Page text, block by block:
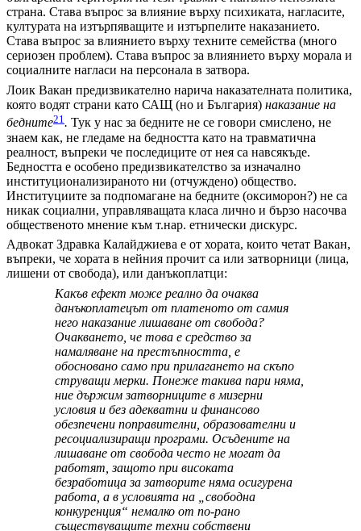
страна. Става въпрос за влияние върху психиката, нагласите,
културата на изтърпяващите и изтърпелите наказанието.
Става въпрос за влиянието върху техните семейства (много
сериозен проблем). Става въпрос за влиянието върху морала и
социалните нагласи на персонала в затвора.
Лоик Вакан предизвикателно нарича наказателната политика,
която водят страни като САЩ (но и България) наказание на
бедните21 . Тук у нас за бедните не се говори смислено, не
знаем как, не гледаме на бедността като на травматична
реалност, въпреки че последиците от нея са навсякъде.
Бедността е особено предизвикателство за изначално
институционализираното ни (отчуждено) общество.
Институциите за подпомагане на бедните (оксиморон?) не са
никак социални, управляващата класа лично и бързо насочва
общественото мнение към т.нар. етнически дискурс.
Адвокат Здравка Калайджиева е от хората, които четат Вакан,
въпреки, че хората в нейния прочит са или затворници (лица,
лишени от свобода), или данъкоплатци:
Какъв ефект може реално да очаква
данъкоплатецът от платеното от самия
него наказание лишаване от свобода?
Очакването, че това е средство за
намаляване на престъпността, е
обосновано само при прилагането на скъпо
струващи мерки. Понеже такива пари няма,
ние държим затворниците в мизерни
условия и без адекватни и финансово
обезпечени поправителни, образователни и
ресоциализиращи програми. Осъдените на
лишаване от свобода често не могат да
работят, защото при високата
безработица за затворите няма осигурена
работа, а в условията на „свободна
конкуренция“ немалко от по-рано
съществуващите техни собствени